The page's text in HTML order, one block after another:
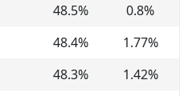
48.5% 0.8%
48.4% 1.77%
48.3% 1.42%